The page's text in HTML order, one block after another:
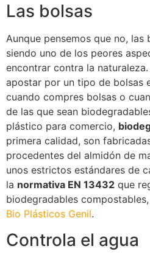
Las bolsas
Aunque pensemos que no,
siendo uno de los peores
encontrar contra la
apostar por un tipo de bolsas
cuando compres bolsas o
de las que sean
plástico para comercio,
primera calidad, son
procedentes del almidón de
unos estrictos estándares de
la normativa EN 13432 que
biodegradables
Bio Plásticos Genil.
Controla el agua